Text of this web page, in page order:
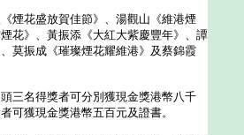
煙花盛放賀佳節》、湯觀山《維港煙
花》、黃振添《大紅大紫慶豐年》、譚
莫振成《璀璨煙花耀維港》及蔡錦霞
名得獎者可分別獲現金獎港幣八千
可獲現金獎港幣五百元及證書。